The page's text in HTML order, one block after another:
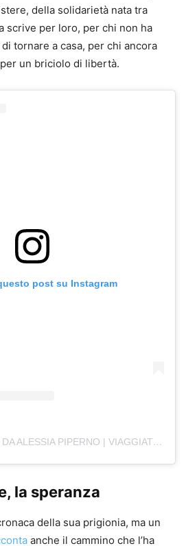
della solidarietà nata tra
scrive per loro, per chi non ha
tornare a casa, per chi ancora
un briciolo di libertà.
post su Instagram
UN POST CONDIVISO DA ALESSIA PIPERNO | VIAGGIATRICE (@TRAVEL.ADVENTURE.FREEDOM)
la speranza
della sua prigionia, ma un
anche il cammino che l’ha